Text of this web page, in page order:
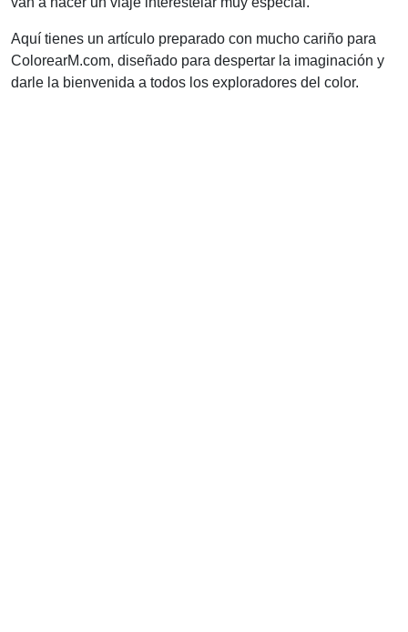
Aquí tienes un artículo preparado con mucho cariño para
ColorearM.com, diseñado para despertar la imaginación y
darle la bienvenida a todos los exploradores del color.